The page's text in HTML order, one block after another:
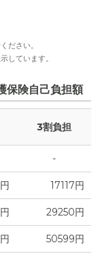
ださい。
しています。
保険自己負担額
3割負担
-
17117円
29250円
50599円